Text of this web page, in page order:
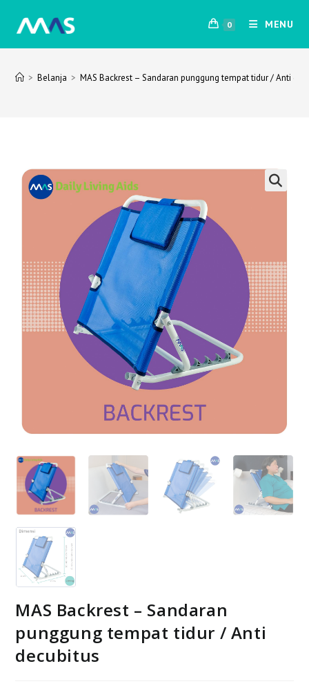
0 MENU
> Belanja > MAS Backrest – Sandaran punggung tempat tidur / Anti
MAS Backrest – Sandaran
punggung tempat tidur / Anti
decubitus